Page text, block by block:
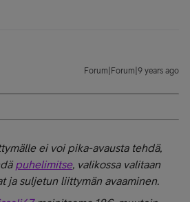
Forum|Forum|9 years ago
ei voi pika-avausta tehdä,
puhelimitse, valikossa valitaan
ja suljetun liittymän avaaminen.